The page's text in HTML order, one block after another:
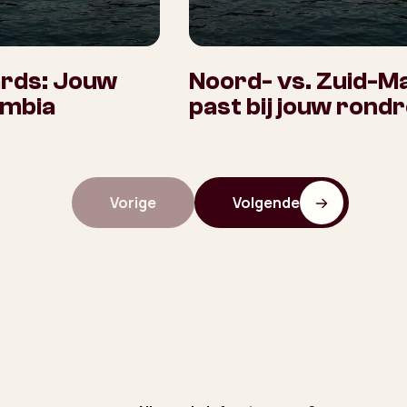
Jouw
Noord- vs. Zuid-
past bij jouw
Vorige Volgende